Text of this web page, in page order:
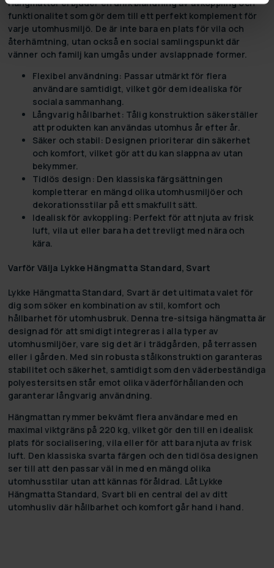
Hängmattor erbjuder en unik blandning av avkoppling och
funktionalitet som gör dem till ett perfekt komplement för
varje utomhusmiljö. De är inte bara en plats för vila och
återhämtning, utan också en social samlingspunkt där
vänner och familj kan umgås under avslappnade former.
Flexibel användning: Passar utmärkt för flera
användare samtidigt, vilket gör dem idealiska för
sociala sammanhang.
Långvarig hållbarhet: Tålig konstruktion säkerställer
att produkten kan användas utomhus år efter år.
Säker och stabil: Designen prioriterar din säkerhet
och komfort, vilket gör att du kan slappna av utan
bekymmer.
Tidlös design: Den klassiska färgsättningen
kompletterar en mängd olika utomhusmiljöer och
dekorationsstilar på ett smakfullt sätt.
Idealisk för avkoppling: Perfekt för att njuta av frisk
luft, vila ut eller bara ha det trevligt med nära och
kära.
Varför Välja Lykke Hängmatta Standard, Svart
Lykke Hängmatta Standard, Svart är det ultimata valet för
dig som söker en kombination av stil, komfort och
hållbarhet för utomhusbruk. Denna tre-sitsiga hängmatta är
designad för att smidigt integreras i alla typer av
utomhusmiljöer, vare sig det är i trädgården, på terrassen
eller i gården. Med sin robusta stålkonstruktion garanteras
stabilitet och säkerhet, samtidigt som den väderbeständiga
polyestersitsen står emot olika väderförhållanden och
garanterar långvarig användning.
Hängmattan rymmer bekvämt flera användare med en
maximal viktgräns på 220 kg, vilket gör den till en idealisk
plats för socialisering, vila eller för att bara njuta av frisk
luft. Den klassiska svarta färgen och den tidlösa designen
ser till att den passar väl in med en mängd olika
utomhusstilar utan att kännas föråldrad. Låt Lykke
Hängmatta Standard, Svart bli en central del av ditt
utomhusliv där hållbarhet och komfort går hand i hand.